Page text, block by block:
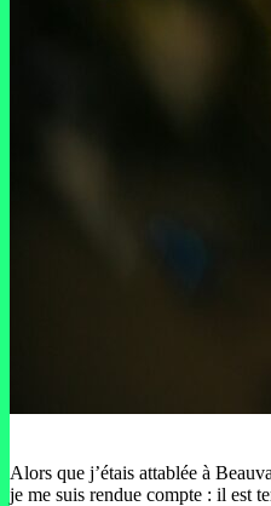
Alors que j’étais attablée à
je me suis rendue compte : il est